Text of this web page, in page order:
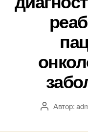
АвторАвтор: